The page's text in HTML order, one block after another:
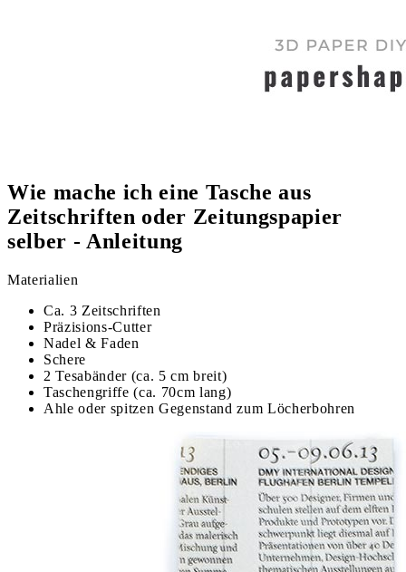
Wie mache ich eine Tasche aus
Zeitschriften oder Zeitungspapier
selber - Anleitung
Materialien
Ca. 3 Zeitschriften
Präzisions-Cutter
Nadel & Faden
Schere
2 Tesabänder (ca. 5 cm breit)
Taschengriffe (ca. 70cm lang)
Ahle oder spitzen Gegenstand zum Löcherbohren